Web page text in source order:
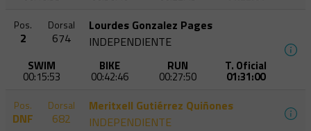
Pos.
2
Dorsal
674
Lourdes Gonzalez Pages
INDEPENDIENTE
SWIM
00:15:53
BIKE
00:42:46
RUN
00:27:50
T. Oficial
01:31:00
Pos.
DNF
Dorsal
682
Meritxell Gutiérrez Quiñones
INDEPENDIENTE